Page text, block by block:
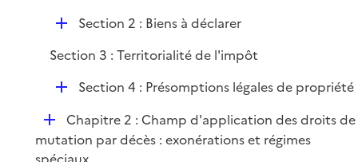
D
p
e
r
Section 2 : Biens à déclarer
Section 3 : Territorialité de l'impôt
D
p
l
Section 4 : Présomptions légales de propriété
D
é
p
Chapitre 2 : Champ d'application des droits de
mutation par décès : exonérations et régimes